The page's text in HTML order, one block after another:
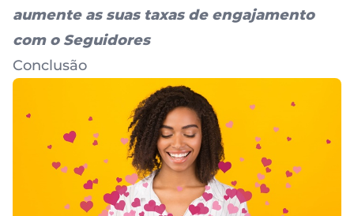
aumente as suas taxas de engajamento
com o Seguidores
Conclusão